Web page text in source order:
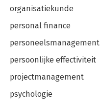
organisatiekunde
personal finance
personeelsmanagement
persoonlijke effectiviteit
projectmanagement
psychologie